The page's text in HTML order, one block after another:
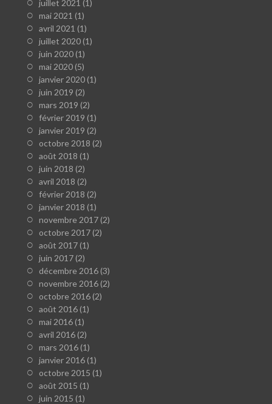
juillet 2021 (1)
mai 2021 (1)
avril 2021 (1)
juillet 2020(1)
juin 2020(1)
mai 2020(5)
janvier 2020(1)
juin 2019 (2)
mars 2019 (2)
février 2019 (1)
janvier 2019 (2)
octobre 2018 (2)
août 2018 (1)
juin 2018 (2)
avril 2018 (2)
février 2018 (2)
janvier 2018 (1)
novembre 2017(2)
octobre 2017(2)
août 2017(1)
juin 2017(2)
décembre 2016(3)
novembre 2016(2)
octobre 2016(2)
août 2016(1)
mai 2016(1)
avril 2016(2)
mars 2016(1)
janvier 2016(1)
octobre 2015 (1)
août 2015 (1)
juin 2015 (1)